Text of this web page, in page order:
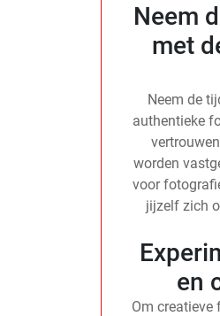
Neem
met
Neem de
authentieke
worden
voor
jijzelf zich
en
Om creatieve